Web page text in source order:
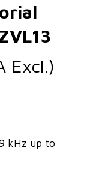
Excl.)
kHz up to